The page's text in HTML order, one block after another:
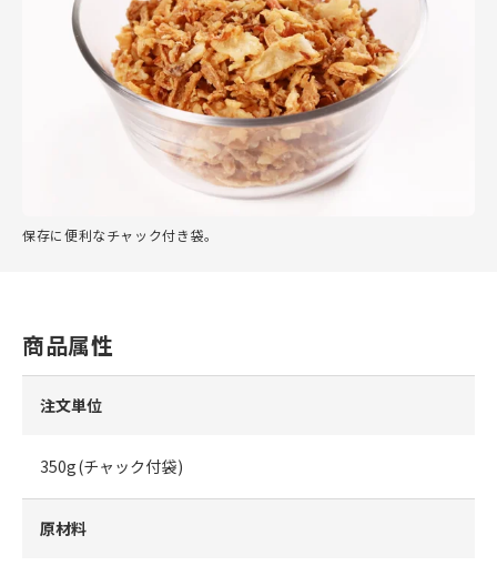
保存に便利なチャック付き袋。
商品属性
注文単位
350g(チャック付袋)
原材料